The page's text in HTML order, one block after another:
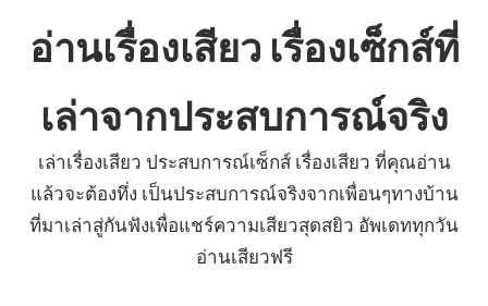
อ่านเรื่องเสียว เรื่องเซ็กส์ที่
เล่าจากประสบการณ์จริง
เล่าเรื่องเสียว ประสบการณ์เซ็กส์ เรื่องเสียว ที่คุณอ่าน
แล้วจะต้องทึ่ง เป็นประสบการณ์จริงจากเพื่อนๆทางบ้าน
ที่มาเล่าสู่กันฟังเพื่อแชร์ความเสียวสุดสยิว อัพเดททุกวัน
อ่านเสียวฟรี